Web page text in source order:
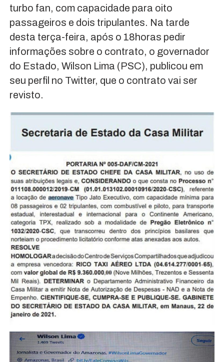
turbo fan, com capacidade para oito
passageiros e dois tripulantes. Na tarde
desta terça-feira, após o 18horas pedir
informações sobre o contrato, o governador
do Estado, Wilson Lima (PSC), publicou em
seu perfil no Twitter, que o contrato vai ser
revisto.